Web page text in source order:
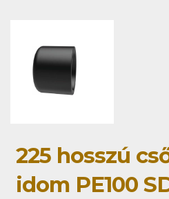
225 hosszú
idom PE100